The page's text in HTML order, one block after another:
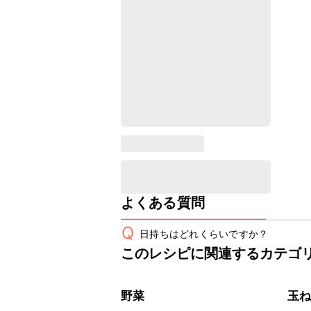
よくある質問
Q 日持ちはどれくらいですか？
こちらのレシピは出来たてをお召し
※日持ちは目安です。
このレシピに関連するカテゴ
野菜 玉